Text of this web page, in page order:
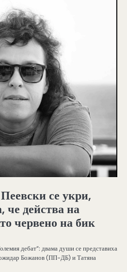
се укри,
че действа на
червено на бик
дебат“: двама души се представиха
Божанов (ПП-ДБ) и Татяна